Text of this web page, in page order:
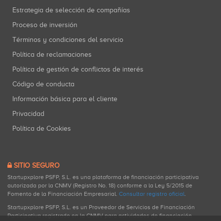
Estrategia de selección de compañías
Proceso de inversión
Términos y condiciones del servicio
Política de reclamaciones
Política de gestión de conflictos de interés
Código de conducta
Información básica para el cliente
Privacidad
Política de Cookies
SITIO SEGURO
Startupxplore PSFP, S.L. es una plataforma de financiación participativa
autorizada por la CNMV (Registro No. 18) conforme a la Ley 5/2015 de
Fomento de la Financiación Empresarial. Consultar registro oficial.
Startupxplore PSFP, S.L. es un Proveedor de Servicios de Financiación
Participativa registrado en la CNMV para actividades de financiación